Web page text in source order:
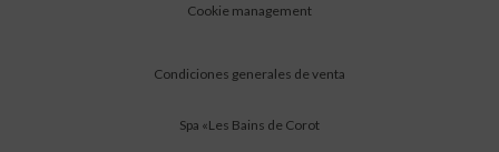
Cookie management
Condiciones generales de venta
Spa «Les Bains de Corot